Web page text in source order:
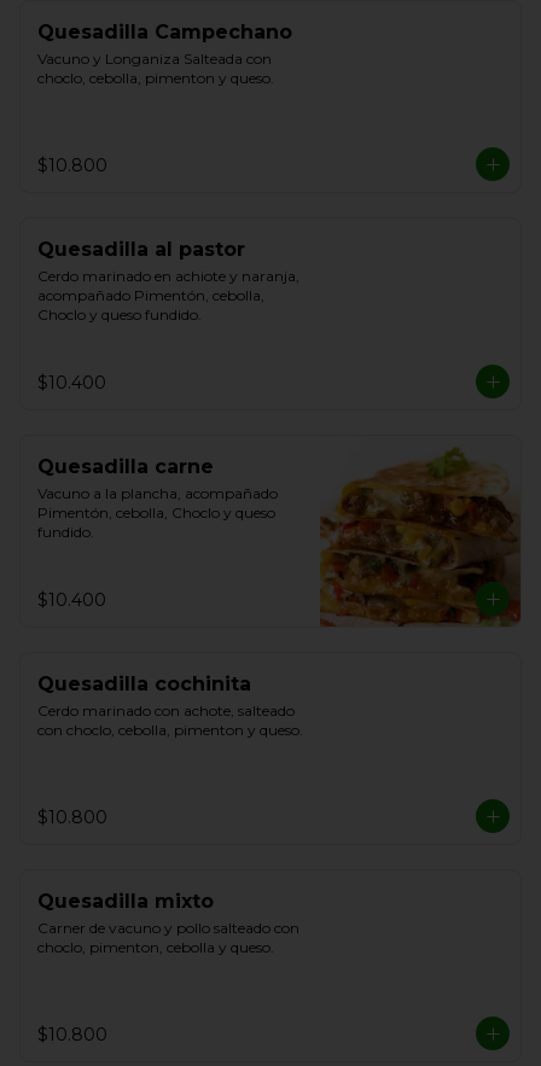
Quesadilla Campechano
Vacuno y Longaniza Salteada con
choclo, cebolla, pimenton y queso.
$10.800
Quesadilla al pastor
Cerdo marinado en achiote y naranja,
acompañado Pimentón, cebolla,
Choclo y queso fundido.
$10.400
Quesadilla carne
Vacuno a la plancha, acompañado
Pimentón, cebolla, Choclo y queso
fundido.
$10.400
Quesadilla cochinita
Cerdo marinado con achote, salteado
con choclo, cebolla, pimenton y queso.
$10.800
Quesadilla mixto
Carner de vacuno y pollo salteado con
choclo, pimenton, cebolla y queso.
$10.800